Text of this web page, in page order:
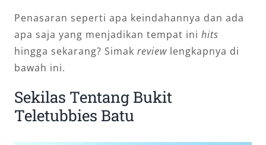
Penasaran seperti apa keindahannya dan ada
apa saja yang menjadikan tempat ini hits
hingga sekarang? Simak reviewlengkapnya di
bawah ini.
Sekilas Tentang Bukit
Teletubbies Batu